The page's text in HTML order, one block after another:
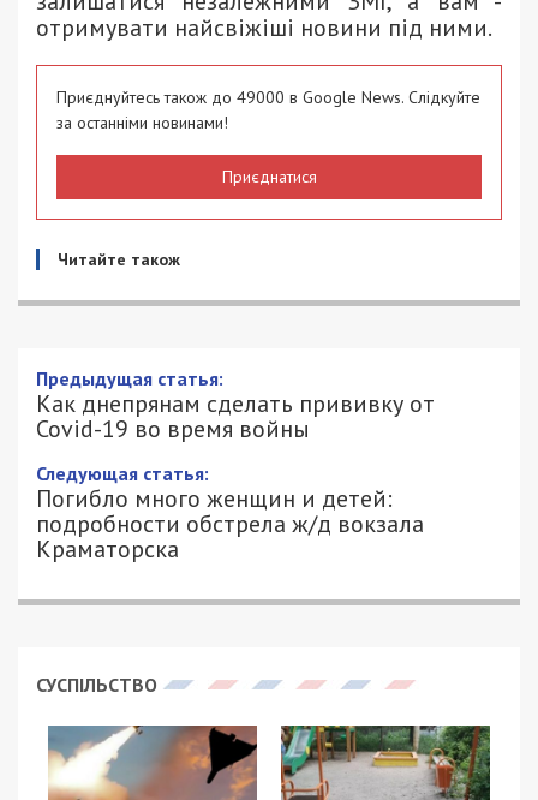
отримувати найсвіжіші новини під ними.
Приєднуйтесь також до 49000 в Google News. Слідкуйте
за останніми новинами!
Приєднатися
Читайте також
Предыдущая статья:
Как днепрянам сделать прививку от
Covid-19 во время войны
Следующая статья:
Погибло много женщин и детей:
подробности обстрела ж/д вокзала
Краматорска
СУСПІЛЬСТВО